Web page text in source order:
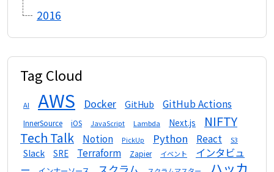
2016
Tag Cloud
AI AWS Docker GitHub GitHub Actions
InnerSource iOS JavaScript Lambda Next.js
NIFTY
Tech Talk
Notion PickUp Python React S3
Slack SRE Terraform Zapier イベント
インタビュ
ハッカ